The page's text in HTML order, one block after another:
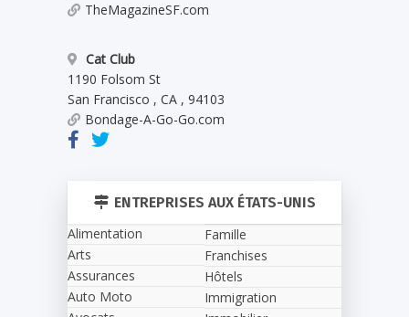
TheMagazineSF.com
Cat Club
1190 Folsom St
San Francisco , CA , 94103
Bondage-A-Go-Go.com
ENTREPRISES AUX ÉTATS-UNIS
Alimentation
Arts
Assurances
Auto Moto
Famille
Franchises
Hôtels
Immigration